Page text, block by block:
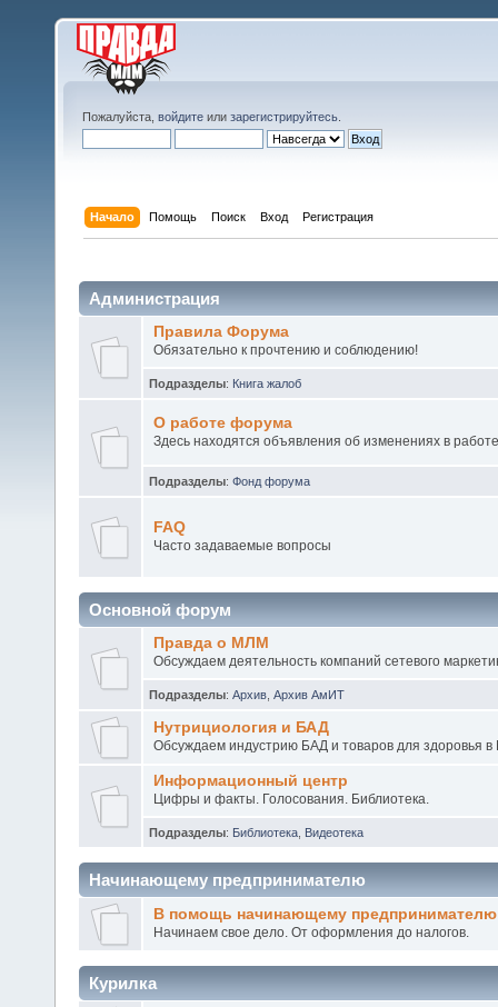
Пожалуйста, войдите или зарегистрируйтесь
Начало Помощь Поиск Вход Регистрация
Администрация
Правила Форума
Обязательно к прочтению и соблюдению!
Подразделы: Книга жалоб
О работе форума
Здесь находятся объявления об изменениях в
Подразделы: Фонд форума
FAQ
Часто задаваемые вопросы
Основной форум
Правда о МЛМ
Обсуждаем деятельность компаний сетевого
Подразделы: Архив Архив АмИТ
Нутрициология и БАД
Обсуждаем индустрию БАД и товаров для здоровья
Информационный центр
Цифры и факты. Голосования. Библиотека.
Подразделы: Библиотека Видеотека
Начинающему предпринимателю
В помощь начинающему предпринимателю
Начинаем свое дело. От оформления до налогов.
Курилка